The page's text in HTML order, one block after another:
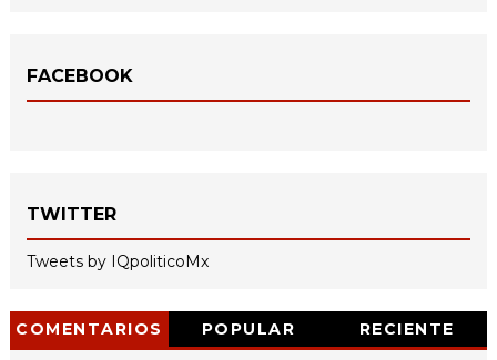
FACEBOOK
TWITTER
Tweets by IQpoliticoMx
COMENTARIOS POPULAR RECIENTE